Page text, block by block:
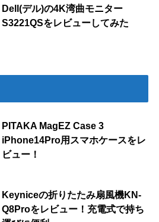
Dell(デル)の4K湾曲モニター
S3221QSをレビューしてみた
PITAKA MagEZ Case 3
iPhone14Pro用スマホケースをレ
ビュー！
Keyniceの折りたたみ扇風機KN-
Q8Proをレビュー！充電式で持ち